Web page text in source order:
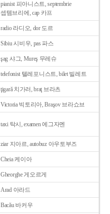
pianist 피아니스트, septembrie
셉템브리에, cap 카프
radio 라디오, dor 도르
Sibiu 시비우, pas 파스
şag 샤그, Mureş 무레슈
telefonist 텔레포니스트, bilet 빌레트
ţigarǎ 치가러, braţ 브라츠
Victoria 빅토리아, Braşov 브라쇼브
taxi 탁시, examen 에그자멘
ziar 지아르, autobuz 아우토부즈
Cheia 케이아
Gheorghe 게오르게
Arad 아라드
Bacǎu 바커우